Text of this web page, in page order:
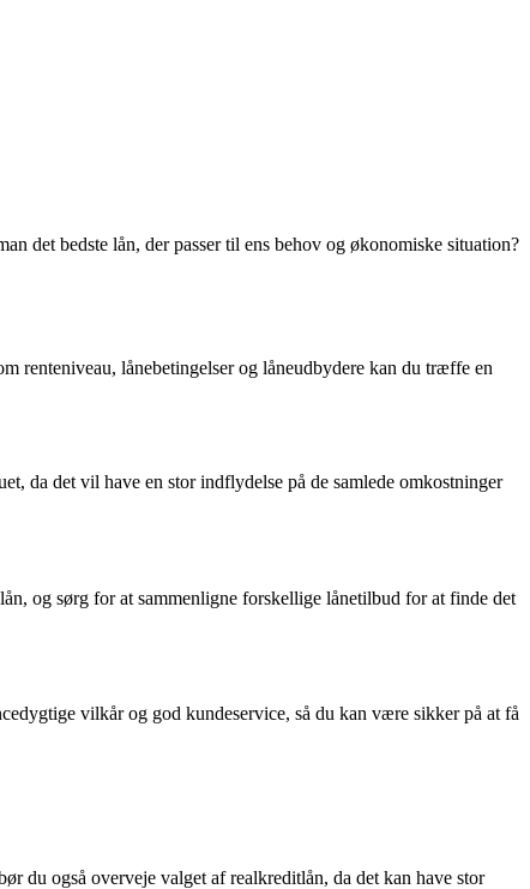
det bedste lån, der passer til ens behov og økonomiske situation?
renteniveau, lånebetingelser og låneudbydere kan du træffe en
da det vil have en stor indflydelse på de samlede omkostninger
og sørg for at sammenligne forskellige lånetilbud for at finde det
vilkår og god kundeservice, så du kan være sikker på at få
du også overveje valget af realkreditlån, da det kan have stor